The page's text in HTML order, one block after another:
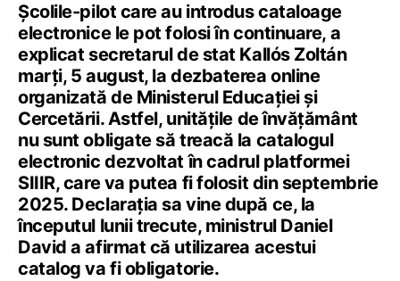
Școlile-pilot care au introdus cataloage
electronice le pot folosi în continuare, a
explicat secretarul de stat Kallós Zoltán
marți, 5 august, la dezbaterea online
organizată de Ministerul Educației și
Cercetării. Astfel, unitățile de învățământ
nu sunt obligate să treacă la catalogul
electronic dezvoltat în cadrul platformei
SIIIR, care va putea fi folosit din septembrie
2025. Declarația sa vine după ce, la
începutul lunii trecute, ministrul Daniel
David a afirmat că utilizarea acestui
catalog va fi obligatorie.